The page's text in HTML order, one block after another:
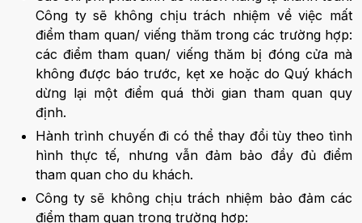
Công ty sẽ không chịu trách nhiệm về việc mất
điểm tham quan/ viếng thăm trong các trường hợp:
các điểm tham quan/ viếng thăm bị đóng cửa mà
không được báo trước, kẹt xe hoặc do Quý khách
dừng lại một điểm quá thời gian tham quan quy
định.
Hành trình chuyến đi có thể thay đổi tùy theo tình
hình thực tế, nhưng vẫn đảm bảo đầy đủ điểm
tham quan cho du khách.
Công ty sẽ không chịu trách nhiệm bảo đảm các
điểm tham quan trong trường hợp: